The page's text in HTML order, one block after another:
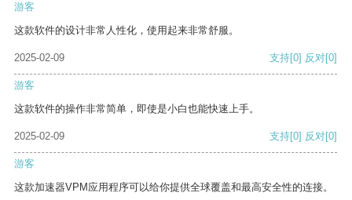
游客
这款软件的设计非常人性化，使用起来非常舒服。
2025-02-09 支持[0] 反对[0]
游客
这款软件的操作非常简单，即使是小白也能快速上手。
2025-02-09 支持[0] 反对[0]
游客
这款加速器VPM应用程序可以给你提供全球覆盖和最高安全性的连接。